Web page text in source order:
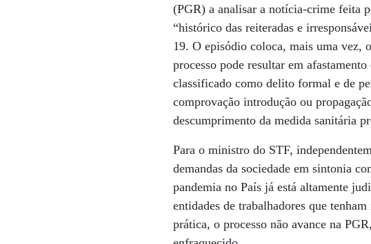
(PGR) a analisar a notícia-crime feita
“histórico das reiteradas e
19. O episódio coloca, mais uma vez,
processo pode resultar em
classificado como delito formal e de
comprovação introdução ou
descumprimento da medida sanitária
Para o ministro do STF,
demandas da sociedade em sintonia
pandemia no País já está altamente
entidades de trabalhadores que
prática, o processo não avance na